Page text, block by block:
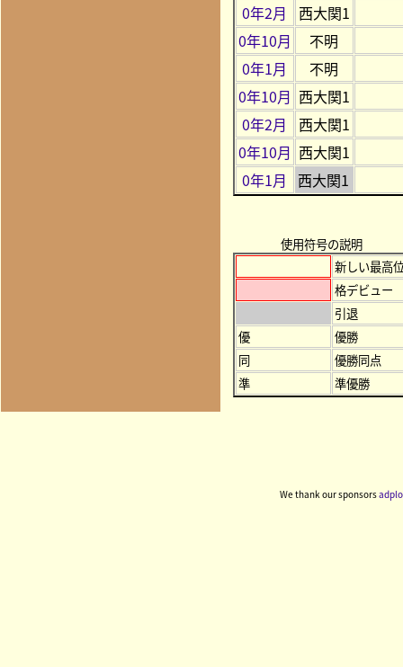
0年2月
西大関1
0年10月
不明
0年1月
不明
0年10月 西大関1
0年2月
西大関1
0年10月 西大関1
0年1月
西大関1
使用符号の説明
新しい最高
格デビュー
引退
優
優勝
同
優勝同点
準
準優勝
We thank our sponsors